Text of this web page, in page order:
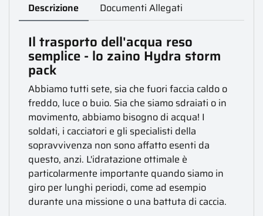
Descrizione Documenti Allegati
Il trasporto dell'acqua reso
semplice - lo zaino Hydra storm
pack
Abbiamo tutti sete, sia che fuori faccia caldo o
freddo, luce o buio. Sia che siamo sdraiati o in
movimento, abbiamo bisogno di acqua! I
soldati, i cacciatori e gli specialisti della
sopravvivenza non sono affatto esenti da
questo, anzi. L'idratazione ottimale è
particolarmente importante quando siamo in
giro per lunghi periodi, come ad esempio
durante una missione o una battuta di caccia.